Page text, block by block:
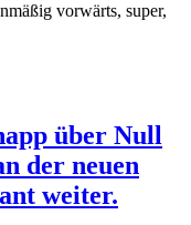
vorwärts, super,
über Null
der neuen
weiter.